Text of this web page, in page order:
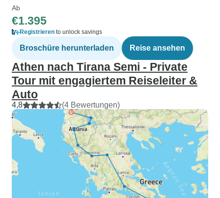
Ab
€1.395
Registrieren to unlock savings
Broschüre herunterladen Reise ansehen
Athen nach Tirana Semi - Private
Tour mit engagiertem Reiseleiter &
Auto
4,8 (4 Bewertungen)